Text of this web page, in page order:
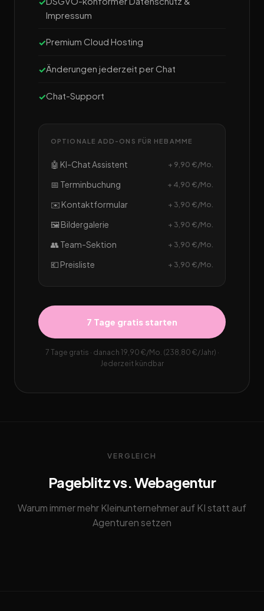
Impressum
Premium Cloud Hosting
Änderungen jederzeit per Chat
Chat-Support
OPTIONALE ADD-ONS FÜR HEBAMME
🤖 KI-Chat Assistent + 9,90 €/Mo.
📅 Terminbuchung + 4,90 €/Mo.
✉️ Kontaktformular + 3,90 €/Mo.
🖼️ Bildergalerie + 3,90 €/Mo.
👥 Team-Sektion + 3,90 €/Mo.
💶 Preisliste + 3,90 €/Mo.
7 Tage gratis starten
7 Tage gratis · danach 19,90 €/Mo. (238,80 €/Jahr) ·
Jederzeit kündbar
VERGLEICH
Pageblitz vs. Webagentur
Warum immer mehr Kleinunternehmer auf KI statt auf
Agenturen setzen